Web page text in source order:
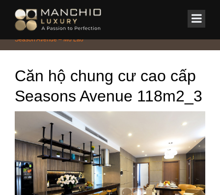
Home/CHUNG CƯ - PENTHOUSE - DUPLEX
Căn hộ chung cư
Season Avenue – Mỗ Lao
Căn hộ chung cư cao cấp
Seasons Avenue 118m2_3